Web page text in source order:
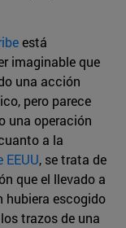
está
imaginable que
una acción
pero parece
una operación
a la
, se trata de
que el llevado a
hubiera escogido
trazos de una